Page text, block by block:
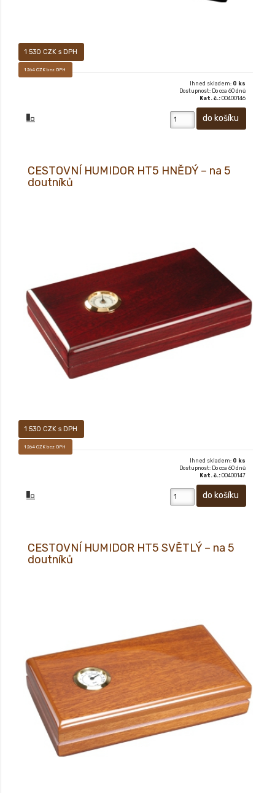
1 530 CZK s DPH
1 264 CZK bez DPH
Ihned skladem: 0 ks
Dostupnost: Do cca 60 dnů
Kat. č.: 00400146
1 530 CZK s DPH
1 264 CZK bez DPH
CESTOVNÍ HUMIDOR HT5 HNĚDÝ – na 5
doutníků
XX
Ihned skladem: 0 ks
Dostupnost: Do cca 60 dnů
Kat. č.: 00400147
CESTOVNÍ HUMIDOR HT5 SVĚTLÝ – na 5
doutníků